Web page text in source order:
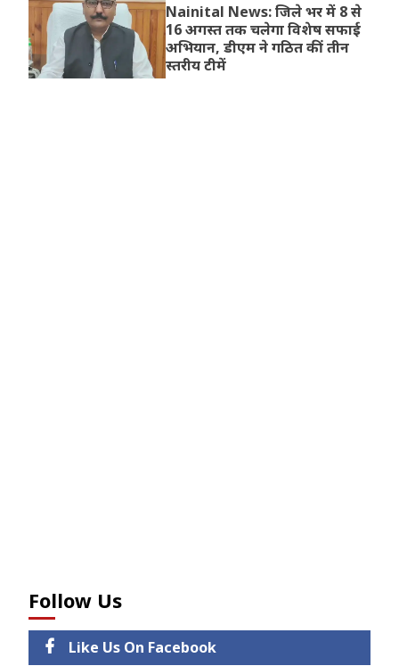
Nainital News: जिले भर में 8 से
16 अगस्त तक चलेगा विशेष सफाई
अभियान, डीएम ने गठित कीं तीन
स्तरीय टीमें
Follow Us
Like Us On Facebook